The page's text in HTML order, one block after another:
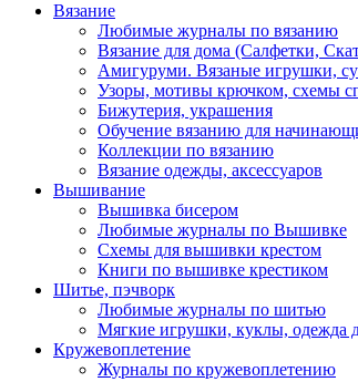
Вязание
Любимые журналы по вязанию
Вязание для дома (Салфетки,
Амигуруми. Вязаные игрушки,
Узоры, мотивы крючком, схемы
Бижутерия, украшения
Обучение вязанию для
Коллекции по вязанию
Вязание одежды, аксессуаров
Вышивание
Вышивка бисером
Любимые журналы по Вышивке
Схемы для вышивки крестом
Книги по вышивке крестиком
Шитье, пэчворк
Любимые журналы по шитью
Мягкие игрушки, куклы, одежда
Кружевоплетение
Журналы по кружевоплетению